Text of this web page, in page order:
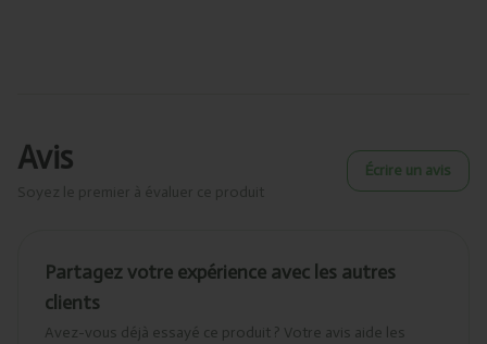
Avis Écrire un avis
Partagez votre expérience avec les autres
clients
Avez-vous déjà essayé ce produit ? Votre avis aide les